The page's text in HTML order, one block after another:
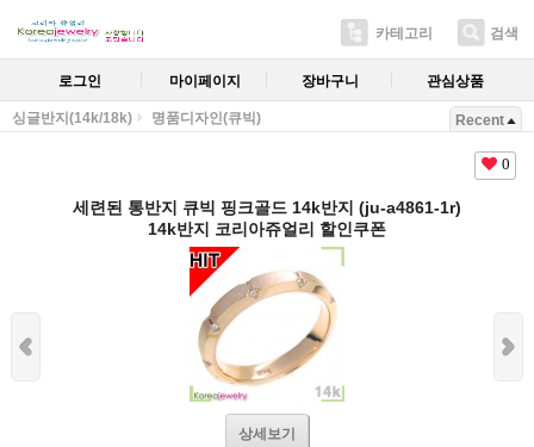
카테고리 검색
로그인 마이페이지 장바구니 관심상품
싱글반지(14k/18k) 명품디자인(큐빅) Recent
0
세련된 통반지 큐빅 핑크골드 14k반지 (ju-a4861-1r)
14k반지 코리아쥬얼리 할인쿠폰
상세보기